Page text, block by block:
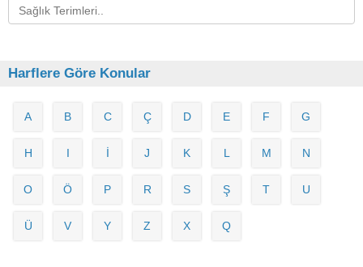
Harflere Göre Konular
A B C Ç D E F G
H I İ J K L M N
O Ö P R S Ş T U
Ü V Y Z X Q